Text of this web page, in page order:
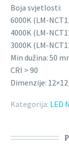
Boja svjetlosti:
6000K (LM-
4000K (LM-
3000K (LM-
Min dužina: 50
CRI > 90
Dimenzije:
Kategorija: LED